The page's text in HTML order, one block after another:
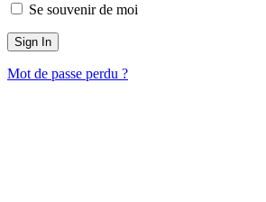
Se souvenir de moi
Mot de passe perdu ?